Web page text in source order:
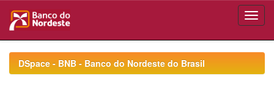
navigationDSpace - BNB - Banco do Nordeste do Brasil